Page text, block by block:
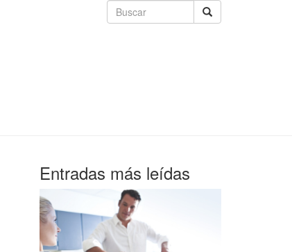
Entradas más leídas